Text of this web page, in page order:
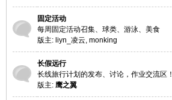
固定活动
每周固定活动召集、球类、游泳、美食
版主: liyn_凌云, monking
长假远行
长线旅行计划的发布、讨论，作业交流区！
版主: 鹰之翼